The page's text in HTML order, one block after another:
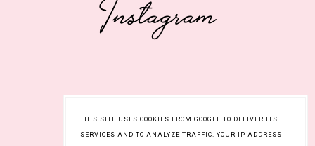
THIS SITE USES COOKIES FROM GOOGLE TO DELIVER ITS
SERVICES AND TO ANALYZE TRAFFIC. YOUR IP ADDRESS